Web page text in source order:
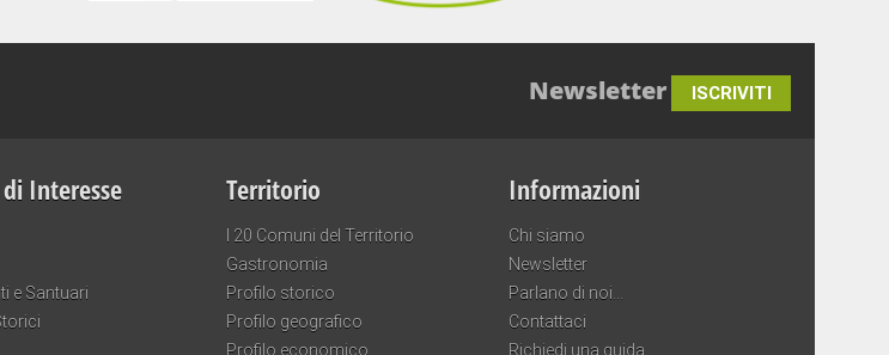
Newsletter ISCRIVITI
Interesse
e Santuari
Territorio
I 20 Comuni del Territorio
Gastronomia
Profilo storico
Profilo geografico
Profilo economico
Informazioni
Chi siamo
Newsletter
Parlano di noi…
Contattaci
Richiedi una guida